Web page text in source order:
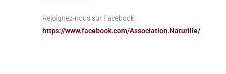
Rejoignez-nous sur Facebook:
https://www.facebook.com/Association.Naturille/